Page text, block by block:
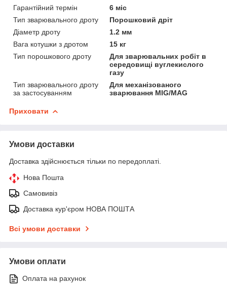
Гарантійний термін
6 міс
Тип зварювального дроту
Порошковий дріт
Діаметр дроту
1.2 мм
Вага котушки з дротом
15 кг
Тип порошкового дроту
Для зварювальних робіт в
середовищі вуглекислого
газу
Тип зварювального дроту
за застосуванням
Для механізованого
зварювання MIG/MAG
Приховати
Умови доставки
Доставка здійснюється тільки по передоплаті.
Нова Пошта
Самовивіз
Доставка кур'єром НОВА ПОШТА
Всі умови доставки
Умови оплати
Оплата на рахунок